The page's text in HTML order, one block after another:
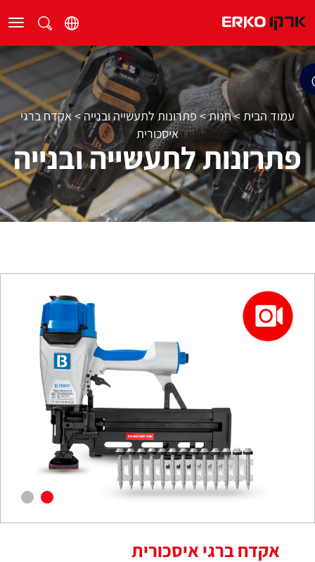
עמוד הבית >חנות>פתרונות לתעשייה ובנייה>אקדח ברגי
איסכורית
פתרונות לתעשייה ובנייה
אקדח ברגי איסכורית